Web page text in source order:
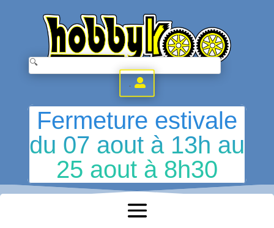
.
Fermeture estivale
du 07 aout à 13h au
25 aout à 8h30